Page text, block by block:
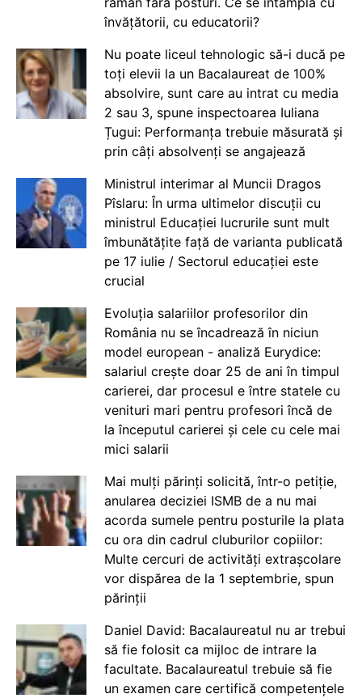
învățătorii, cu educatorii?
Nu poate liceul tehnologic să-i ducă pe
toți elevii la un Bacalaureat de 100%
absolvire, sunt care au intrat cu media
2 sau 3, spune inspectoarea Iuliana
Țugui: Performanța trebuie măsurată și
prin câți absolvenți se angajează
Ministrul interimar al Muncii Dragos
Pîslaru: În urma ultimelor discuții cu
ministrul Educației lucrurile sunt mult
îmbunătățite față de varianta publicată
pe 17 iulie / Sectorul educației este
crucial
Evoluția salariilor profesorilor din
România nu se încadrează în niciun
model european - analiză Eurydice:
salariul crește doar 25 de ani în timpul
carierei, dar procesul e între statele cu
venituri mari pentru profesori încă de
la începutul carierei și cele cu cele mai
mici salarii
Mai mulți părinți solicită, într-o petiție,
anularea deciziei ISMB de a nu mai
acorda sumele pentru posturile la plata
cu ora din cadrul cluburilor copiilor:
Multe cercuri de activități extrașcolare
vor dispărea de la 1 septembrie, spun
părinții
Daniel David: Bacalaureatul nu ar trebui
să fie folosit ca mijloc de intrare la
facultate. Bacalaureatul trebuie să fie
un examen care certifică competențele